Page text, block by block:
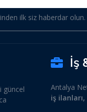
ilk siz haberdar olun.
güncel
İş
Antalya
iş